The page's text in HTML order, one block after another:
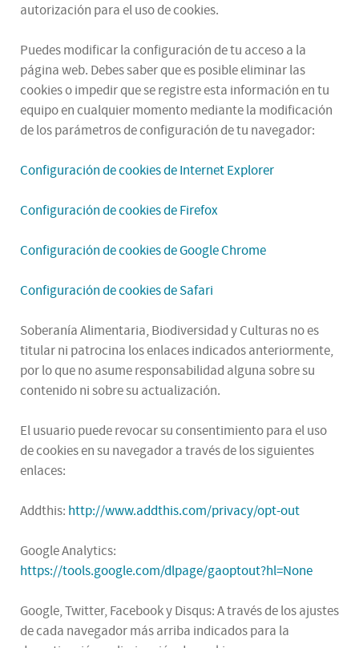
autorización para el uso de cookies.
Puedes modificar la configuración de tu acceso a la
página web. Debes saber que es posible eliminar las
cookies o impedir que se registre esta información en tu
equipo en cualquier momento mediante la modificación
de los parámetros de configuración de tu navegador:
Configuración de cookies de Internet Explorer
Configuración de cookies de Firefox
Configuración de cookies de Google Chrome
Configuración de cookies de Safari
Soberanía Alimentaria, Biodiversidad y Culturas no es
titular ni patrocina los enlaces indicados anteriormente,
por lo que no asume responsabilidad alguna sobre su
contenido ni sobre su actualización.
El usuario puede revocar su consentimiento para el uso
de cookies en su navegador a través de los siguientes
enlaces:
Addthis: http://www.addthis.com/privacy/opt-out
Google Analytics:
https://tools.google.com/dlpage/gaoptout?hl=None
Google, Twitter, Facebook y Disqus: A través de los ajustes
de cada navegador más arriba indicados para la